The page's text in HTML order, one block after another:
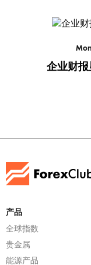
企业财
产品
全球指数
贵金属
能源产品